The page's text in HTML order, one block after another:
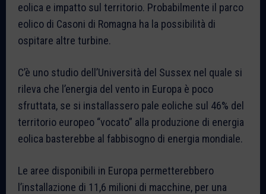
eolica e impatto sul territorio. Probabilmente il parco
eolico di Casoni di Romagna ha la possibilità di
ospitare altre turbine.
C’è uno studio dell’Università del Sussex nel quale si
rileva che l’energia del vento in Europa è poco
sfruttata, se si installassero pale eoliche sul 46% del
territorio europeo “vocato” alla produzione di energia
eolica basterebbe al fabbisogno di energia mondiale.
Le aree disponibili in Europa permetterebbero
l’installazione di 11,6 milioni di macchine, per una